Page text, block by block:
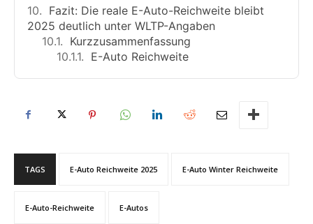
Fazit: Die reale E-Auto-Reichweite bleibt
2025 deutlich unter WLTP-Angaben
Kurzzusammenfassung
E-Auto Reichweite
TAGS E-Auto Reichweite 2025 E-Auto Winter Reichweite
E-Auto-Reichweite E-Autos